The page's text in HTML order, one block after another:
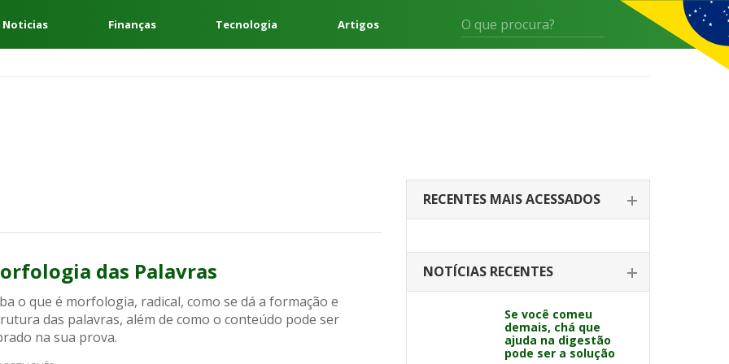
Finanças Tecnologia Artigos
das Palavras
o que é morfologia, radical, como se dá a formação e
das palavras, além de como o conteúdo pode ser
na sua prova.
RECENTES MAIS ACESSADOS
NOTÍCIAS RECENTES
Se você comeu
demais, chá que
ajuda na digestão
pode ser a solução